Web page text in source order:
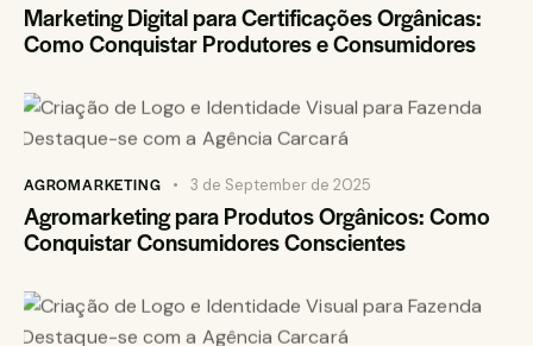
Marketing Digital para Certificações Orgânicas:
Como Conquistar Produtores e Consumidores
AGROMARKETING 3 de September de 2025
Agromarketing para Produtos Orgânicos: Como
Conquistar Consumidores Conscientes